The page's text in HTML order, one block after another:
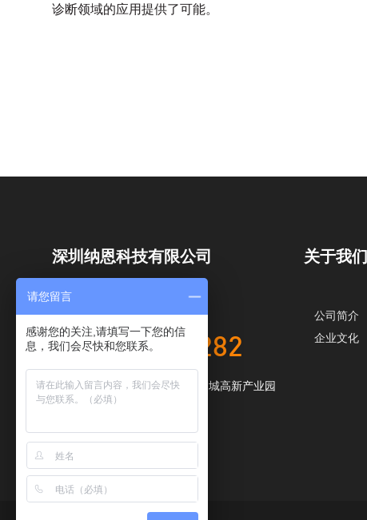
诊断领域的应用提供了可能。
深圳纳恩科技有限公司
全国服务热线
173-2233-3282
地址：广东省深圳市光明区华明城高新产业园
A栋5楼
关于我们
公司简介
企业文化
请您留言
感谢您的关注,请填写一下您的信
息，我们会尽快和您联系。